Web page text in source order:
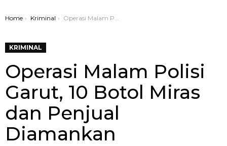
You are here:
Home Kriminal Operasi Malam Polisi Garut, 10 Botol Miras dan Penjual Diamankan
KRIMINAL
Operasi Malam Polisi
Garut, 10 Botol Miras
dan Penjual
Diamankan